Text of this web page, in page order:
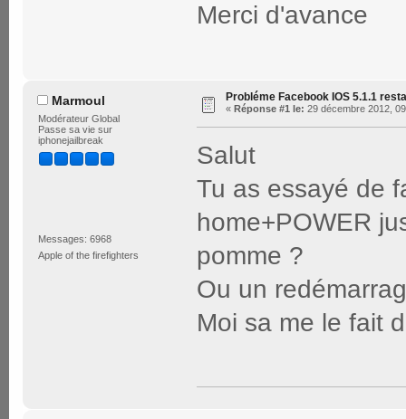
Merci d'avance
Marmoul
Modérateur Global
Passe sa vie sur
iphonejailbreak
Messages: 6968
Apple of the firefighters
Probléme Facebook IOS 5.1.1
« Réponse #1 le: 29 décembre 2012,
Salut
Tu as essayé de
home+POWER
pomme ?
Ou un
Moi sa me le fait